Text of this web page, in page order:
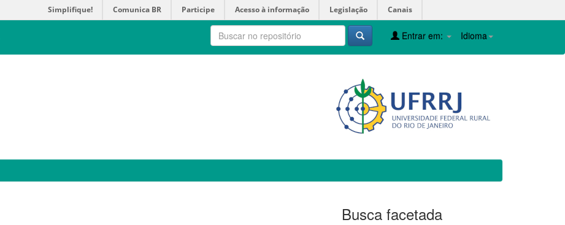
Simplifique! Comunica BR Participe Acesso à informação Legislação Canais
Idioma
Entrar em:
Busca facetada